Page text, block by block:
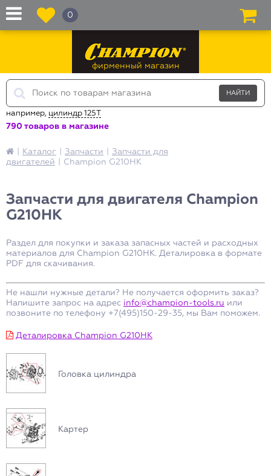
Каталог Запчасти
Запчасти для
двигателей
Champion G210HK
Запчасти для двигателя Champion
G210HK
Раздел для покупки и заказа запасных частей и расходных
материалов для Champion G210HK. Деталировка в формате
PDF для скачивания.
Не нашли нужные детали? Не получается оформить заказ?
Напишите запрос на адрес info@champion-tools.ru или
позвоните по телефону +7(495)150-29-35, мы Вам поможем.
Деталировка Champion G210HK
Головка цилиндра
Картер
фирменный магазин
например, цилиндр 125T
790 товаров в магазине
0